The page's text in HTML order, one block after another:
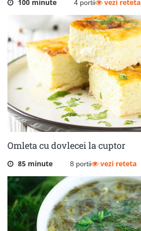
100 minute 4 portii vezi reteta
Omleta cu dovlecei la cuptor
85 minute 8 portii vezi reteta